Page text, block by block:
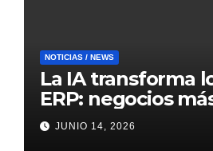
NOTICIAS / NEWS
La IA transforma
ERP: negocios
inteligentes,
eficientes
JUNIO 14, 2026